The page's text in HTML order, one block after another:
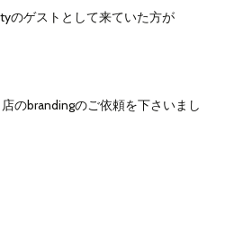
のゲストとして来ていた方が
のbrandingのご依頼を下さいまし